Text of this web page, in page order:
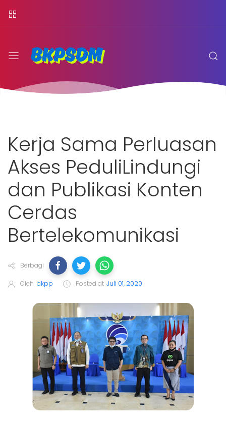
Kerja Sama Perluasan
Akses PeduliLindungi
dan Publikasi Konten
Cerdas
Bertelekomunikasi
Berbagi
Oleh bkpp Posted at Juli 01, 2020